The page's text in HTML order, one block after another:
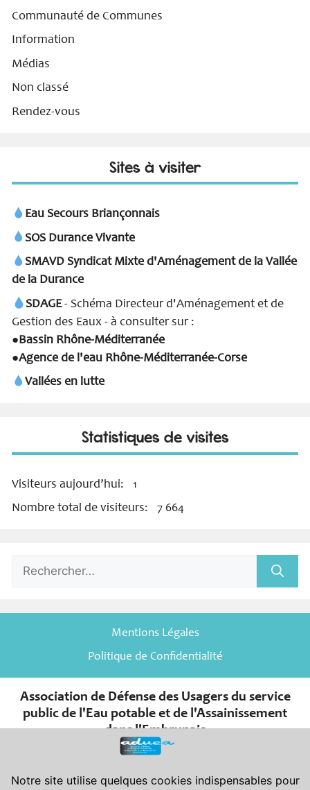
Communauté de Communes
Information
Médias
Non classé
Rendez-vous
Sites à visiter
Eau Secours Briançonnais
SOS Durance Vivante
SMAVD Syndicat Mixte d'Aménagement de la Vallée
de la Durance
SDAGE- Schéma Directeur d'Aménagement et de
Gestion des Eaux - à consulter sur :
●Bassin Rhône-Méditerranée
●Agence de l'eau Rhône-Méditerranée-Corse
Vallées en lutte
Statistiques de visites
Visiteurs aujourd’hui: 1
Nombre total de visiteurs: 7 664
Rechercher :
Mentions Légales
Politique de Confidentialité
Association de Défense des Usagers du service
public de l'Eau potable et de l'Assainissement
dans l'Embrunais
erjuillet 1901 et de son décret d’application